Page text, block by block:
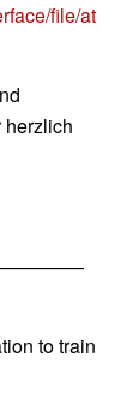
file/at
herzlich
to train